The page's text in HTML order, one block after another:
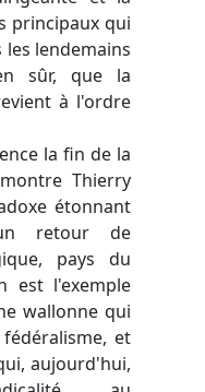
principaux qui
les lendemains
sûr, que la
à l'ordre
la fin de la
Thierry
étonnant
retour de
pays du
est l'exemple
wallonne qui
et
aujourd'hui,